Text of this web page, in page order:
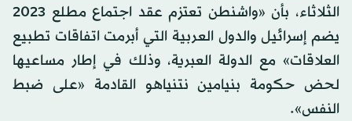
الثلاثاء، بأن «واشنطن تعتزم عقد اجتماع مطلع 2023
يضم إسرائيل والدول العربية التي أبرمت اتفاقات تطبيع
العلاقات» مع الدولة العبرية، وذلك في إطار مساعيها
لحض حكومة بنيامين نتنياهو القادمة «على ضبط
النفس».